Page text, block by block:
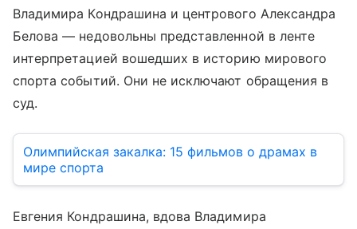
Владимира Кондрашина и центрового Александра
Белова — недовольны представленной в ленте
интерпретацией вошедших в историю мирового
спорта событий. Они не исключают обращения в
суд.
Олимпийская закалка: 15 фильмов о драмах в
мире спорта
Евгения Кондрашина, вдова Владимира